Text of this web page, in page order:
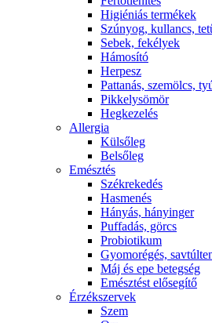
Higiéniás termékek
Szúnyog, kullancs,
Sebek, fekélyek
Hámosító
Herpesz
Pattanás, szemölcs,
Pikkelysömör
Hegkezelés
Allergia
Külsőleg
Belsőleg
Emésztés
Székrekedés
Hasmenés
Hányás, hányinger
Puffadás, görcs
Probiotikum
Gyomorégés,
Máj és epe betegség
Emésztést elősegítő
Érzékszervek
Szem